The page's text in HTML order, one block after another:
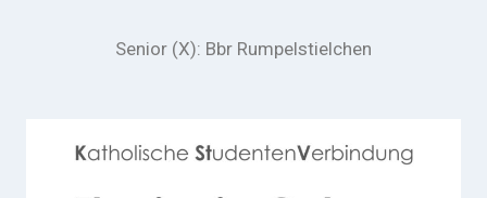
Senior (X): Bbr Rumpelstielchen